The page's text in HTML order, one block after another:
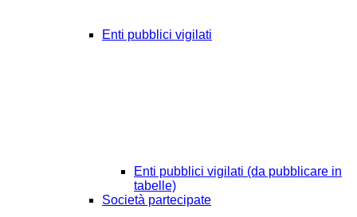
Enti pubblici vigilati
Enti pubblici vigilati (da pubblicare in
tabelle)
Società partecipate